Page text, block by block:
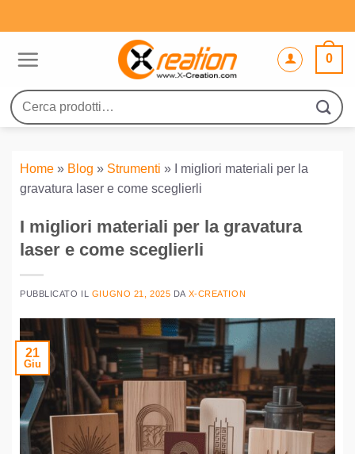
ai
0
Cerca:
Home » Blog » Strumenti »
I migliori materiali per la
gravatura laser e come sceglierli
I migliori materiali per la gravatura
laser e come sceglierli
PUBBLICATO IL GIUGNO 21, 2025 DA X-CREATION
21
Giu